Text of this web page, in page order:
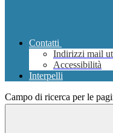
Contatti
Indirizzi mail
Accessibilità
Interpelli
Campo di ricerca per le